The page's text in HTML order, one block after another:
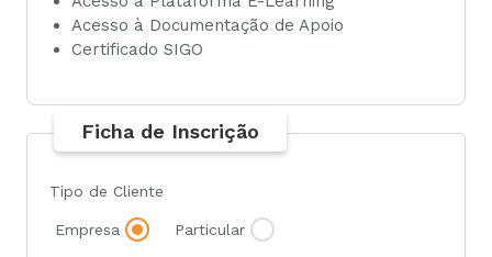
Acesso à Documentação de Apoio
Certificado SIGO
Ficha de Inscrição
Tipo de Cliente
Empresa Particular